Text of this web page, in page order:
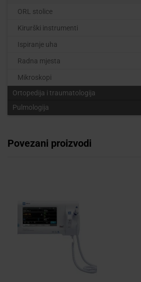
ORL stolice
Kirurški instrumenti
Ispiranje uha
Radna mjesta
Mikroskopi
Ortopedija i traumatologija
Pulmologija
Povezani proizvodi